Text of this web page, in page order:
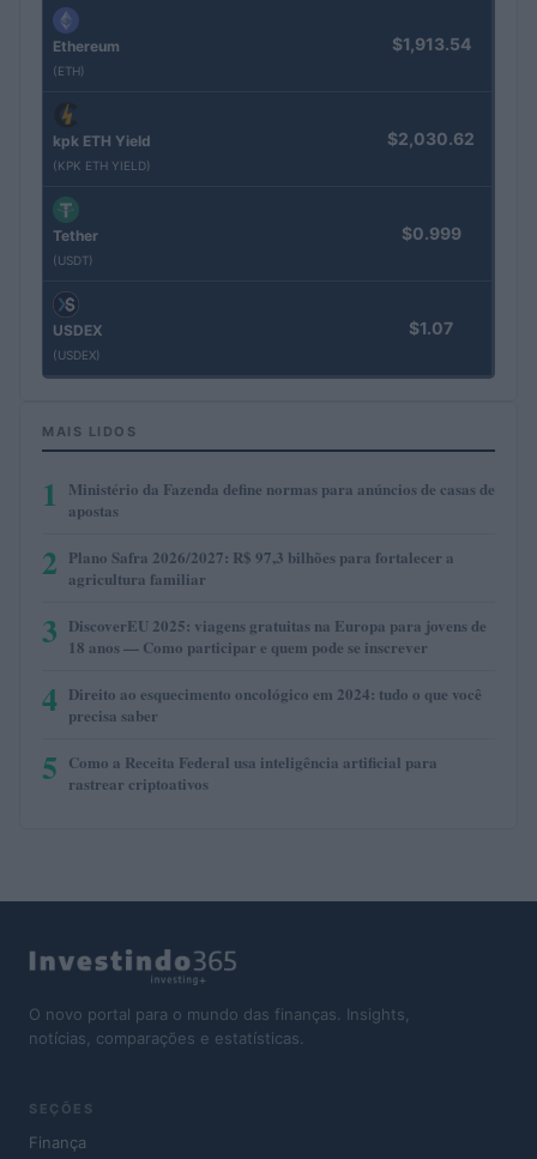
Ethereum
(ETH)
$1,913.54
kpk ETH Yield
(KPK ETH YIELD)
$2,030.62
Tether
(USDT)
$0.999
USDEX
(USDEX)
$1.07
MAIS LIDOS
1
Ministério da Fazenda define normas para anúncios de casas de
apostas
2 Plano Safra 2026/2027: R$ 97,3 bilhões para fortalecer a
agricultura familiar
3 DiscoverEU 2025: viagens gratuitas na Europa para jovens de
18 anos — Como participar e quem pode se inscrever
4 Direito ao esquecimento oncológico em 2024: tudo o que você
precisa saber
5 Como a Receita Federal usa inteligência artificial para
rastrear criptoativos
O novo portal para o mundo das finanças. Insights,
notícias, comparações e estatísticas.
SEÇÕES
Finança